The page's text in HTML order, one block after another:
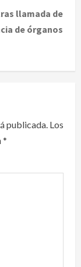
llamada de
de órganos
publicada. Los
*